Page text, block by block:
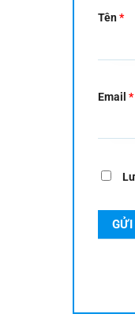
Tên*
Email *